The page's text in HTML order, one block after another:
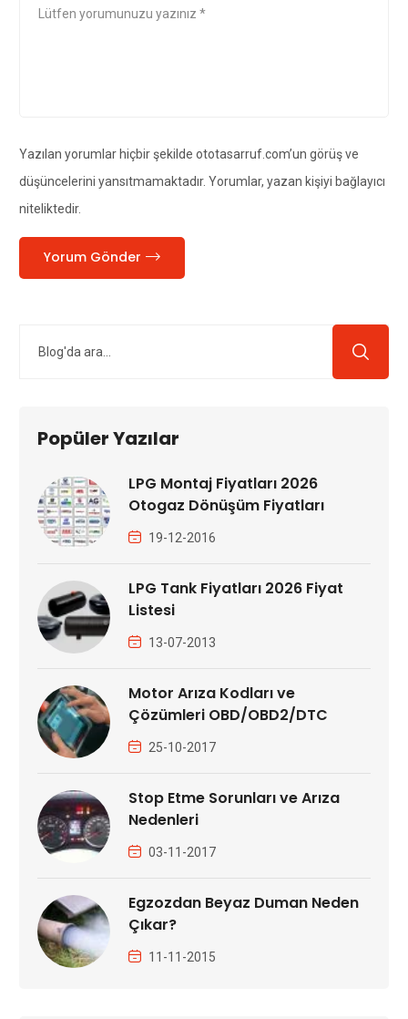
Yazılan yorumlar hiçbir şekilde ototasarruf.com’un görüş ve
düşüncelerini yansıtmamaktadır. Yorumlar, yazan kişiyi bağlayıcı
niteliktedir.
Yorum Gönder
Popüler Yazılar
LPG Montaj Fiyatları 2026
Otogaz Dönüşüm Fiyatları
19-12-2016
LPG Tank Fiyatları 2026 Fiyat
Listesi
13-07-2013
Motor Arıza Kodları ve
Çözümleri OBD/OBD2/DTC
25-10-2017
Stop Etme Sorunları ve Arıza
Nedenleri
03-11-2017
Egzozdan Beyaz Duman Neden
Çıkar?
11-11-2015